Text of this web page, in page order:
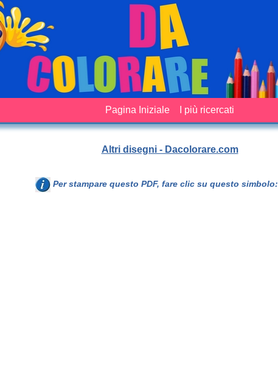
Pagina Iniziale I più ricercati
Altri disegni - Dacolorare.com
Per stampare questo PDF, fare clic su questo simbolo: